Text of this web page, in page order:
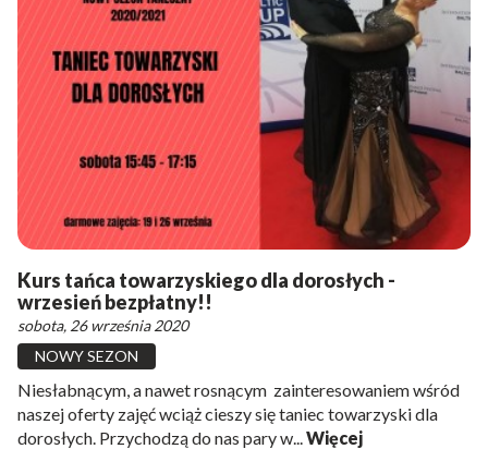
Kurs tańca towarzyskiego dla dorosłych -
wrzesień bezpłatny!!
sobota, 26 września 2020
NOWY SEZON
Niesłabnącym, a nawet rosnącym zainteresowaniem wśród
naszej oferty zajęć wciąż cieszy się taniec towarzyski dla
dorosłych. Przychodzą do nas pary w... Więcej